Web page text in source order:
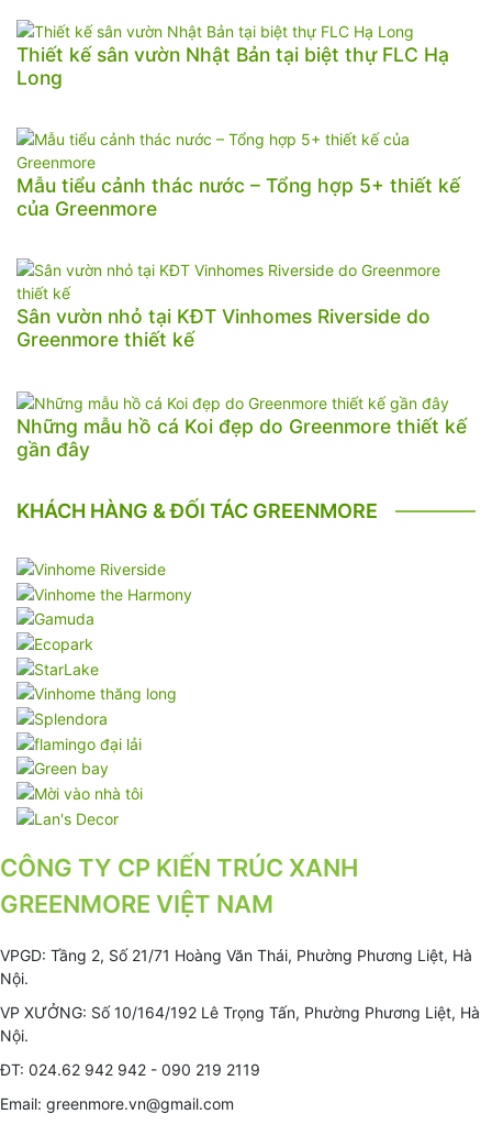
Thiết kế sân vườn Nhật Bản tại biệt thự FLC Hạ
Long
Mẫu tiểu cảnh thác nước – Tổng hợp 5+ thiết kế
của Greenmore
Sân vườn nhỏ tại KĐT Vinhomes Riverside do
Greenmore thiết kế
Những mẫu hồ cá Koi đẹp do Greenmore thiết kế
gần đây
KHÁCH HÀNG & ĐỐI TÁC GREENMORE
CÔNG TY CP KIẾN TRÚC XANH
GREENMORE VIỆT NAM
VPGD: Tầng 2, Số 21/71 Hoàng Văn Thái, Phường Phương Liệt, Hà
Nội.
VP XƯỞNG: Số 10/164/192 Lê Trọng Tấn, Phường Phương Liệt, Hà
Nội.
ĐT: 024.62 942 942 - 090 219 2119
Email: greenmore.vn@gmail.com